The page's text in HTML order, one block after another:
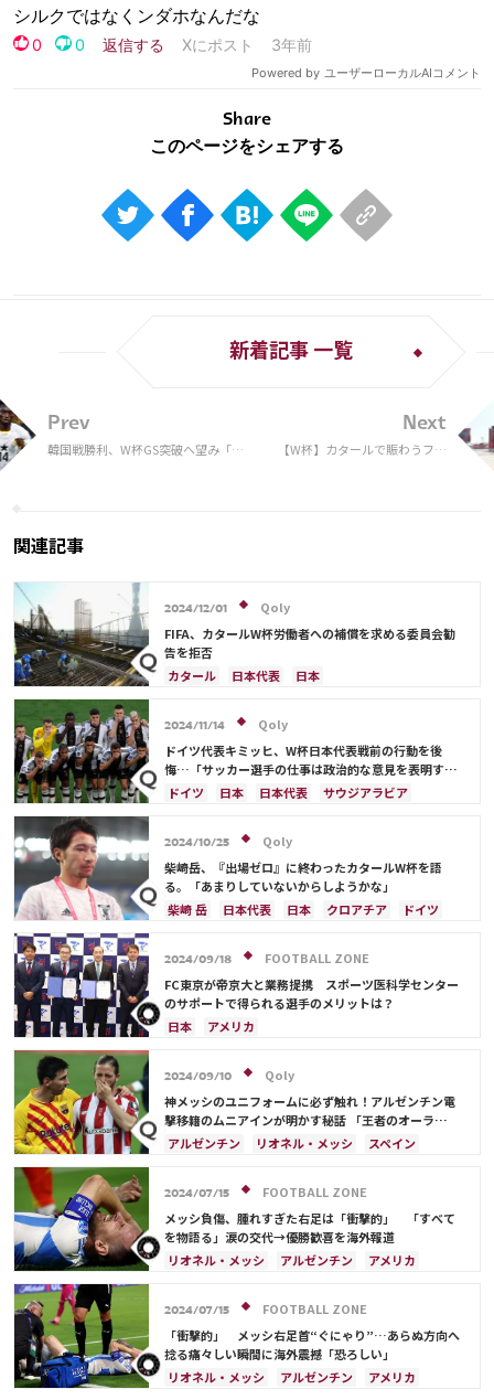
Share
Prev
韓国戦勝利、W杯GS突破へ望み「国
新着記事 一覧
Next
【W杯】カタールで賑わうファ
関連記事
2024/12/01
Qoly
FIFA、カタールW杯労働者への補償を求める委員会勧
告を拒否
カタール
日本代表 日本
2024/11/14
Qoly
ドイツ代表キミッヒ、W杯日本代表戦前の行動を後
悔…「サッカー選手の仕事は政治的な意見を表明する
ことではない」
ドイツ 日本 日本代表 サウジアラビア
2024/10/25
Qoly
柴崎岳、『出場ゼロ』に終わったカタールW杯を語
る。「あまりしていないからしようかな」
柴崎 岳
日本代表 日本 クロアチア
ドイツ
2024/09/18
FOOTBALL ZONE
FC東京が帝京大と業務提携 スポーツ医科学センター
のサポートで得られる選手のメリットは？
日本
アメリカ
2024/09/10
Qoly
神メッシのユニフォームに必ず触れ！アルゼンチン電
撃移籍のムニアインが明かす秘話 「王者のオーラ
を…」
アルゼンチン リオネル・メッシ スペイン
2024/07/15
FOOTBALL ZONE
メッシ負傷、腫れすぎた右足は「衝撃的」 「すべて
を物語る」涙の交代→優勝歓喜を海外報道
リオネル・メッシ
アルゼンチン アメリカ
2024/07/15
FOOTBALL ZONE
「衝撃的」 メッシ右足首“ぐにゃり”…あらぬ方向へ
捻る痛々しい瞬間に海外震撼「恐ろしい」
リオネル・メッシ
アルゼンチン
アメリカ